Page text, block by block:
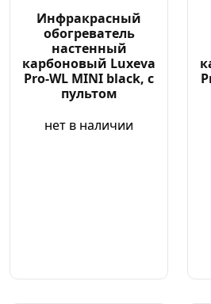
Инфракрасный
обогреватель
настенный
карбоновый Luxeva
Pro-WL MINI black, с
пультом
нет в наличии